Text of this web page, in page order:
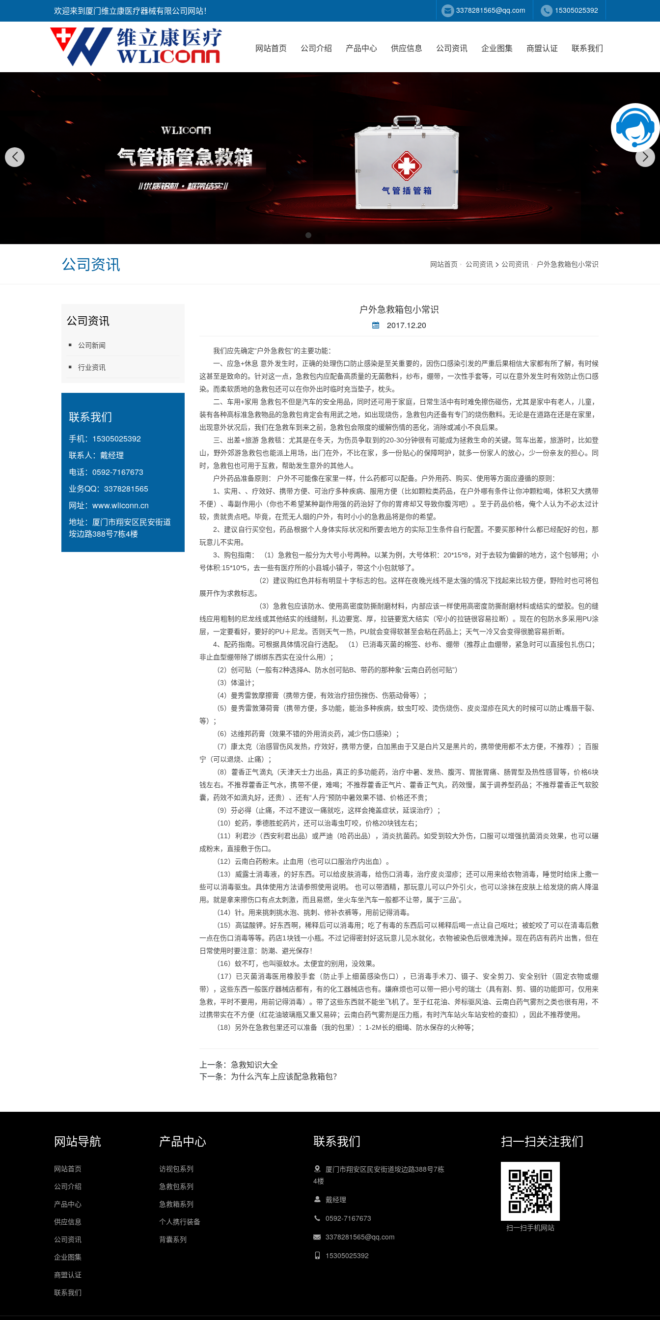
欢迎来到厦门维立康医疗器械有限公司网站！ 3378281565@qq.com 15305025392
网站首页 公司介绍 产品中心 供应信息 公司资讯 企业图集 商盟认证 联系我们
公司资讯 网站首页 公司资讯> 公司资讯 户外急救箱包小常识
公司资讯
公司新闻
行业资讯
联系我们
手机： 15305025392
联系人： 戴经理
电话： 0592-7167673
业务QQ： 3378281565
网址： www.wliconn.cn
地址： 厦门市翔安区民安街道
垵边路388号7栋4楼
户外急救箱包小常识
2017.12.20
我们应先确定“户外急救包”的主要功能：
一、应急+休息 意外发生时，正确的处理伤口防止感染是至关重要的，因伤口感染引发的严重后果相信大家都有所了解，有时候
这甚至是致命的。针对这一点，急救包内应配备高质量的无菌敷料，纱布，绷带，一次性手套等，可以在意外发生时有效防止伤口感
染。而柔软质地的急救包还可以在你外出时临时充当垫子，枕头。
二、车用+家用 急救包不但是汽车的安全用品，同时还可用于家庭，日常生活中有时难免擦伤碰伤，尤其是家中有老人，儿童，
装有各种高标准急救物品的急救包肯定会有用武之地，如出现烧伤，急救包内还备有专门的烧伤敷料。无论是在道路在还是在家里，
出现意外状况后，我们在急救车到来之前，急救包会限度的缓解伤情的恶化，消除或减小不良后果。
三、出差+旅游 急救毯：尤其是在冬天，为伤员争取到的20-30分钟很有可能成为拯救生命的关键。驾车出差，旅游时，比如登
山，野外郊游急救包也能派上用场，出门在外，不比在家，多一份贴心的保障呵护，就多一份家人的放心，少一份亲友的担心。同
时，急救包也可用于互救，帮助发生意外的其他人。
户外药品准备原则： 户外不可能像在家里一样，什么药都可以配备。户外用药、购买、使用等方面应遵循的原则：
1、实用、、疗效好、携带方便、可治疗多种疾病、服用方便（比如颗粒类药品，在户外哪有条件让你冲颗粒喝，体积又大携带
不便）、毒副作用小（你也不希望某种副作用强的药治好了你的胃疼却又导致你腹泻吧）。至于药品价格，俺个人认为不必太过计
较，贵就贵点吧。毕竟，在荒无人烟的户外，有时小小的急救品将是你的希望。
2、建议自行买空包，药品根据个人身体实际状况和所要去地方的实际卫生条件自行配置。不要买那种什么都已经配好的包，那
玩意儿不实用。
3、购包指南： （1）急救包一般分为大号小号两种。以某为例，大号体积：20*15*8，对于去较为偏僻的地方，这个包够用；小
号体积:15*10*5，去一些有医疗所的小县城小镇子，带这个小包就够了。
（2）建议购红色并标有明显十字标志的包。这样在夜晚光线不是太强的情况下找起来比较方便，野险时也可将包
展开作为求救标志。
（3）急救包应该防水、使用高密度防撕耐磨材料，内部应该一样使用高密度防撕耐磨材料或结实的塑胶。包的缝
线应用粗制的尼龙线或其他结实的线缝制，扎边要宽、厚，拉链要宽大结实（窄小的拉链很容易拉断）。现在的包防水多采用PU涂
层，一定要看好，要好的PU＋尼龙。否则天气一热，PU就会变得软甚至会粘在药品上；天气一冷又会变得很脆容易折断。
4、配药指南。可根据具体情况自行选配。 （1）已消毒灭菌的棉签、纱布、绷带（推荐止血绷带，紧急时可以直接包扎伤口；
非止血型绷带除了绑绑东西实在没什么用）；
（2）创可贴（一般有2种选择A、防水创可贴B、带药的那种象“云南白药创可贴”）
（3）体温计；
（4）曼秀雷敦摩擦膏（携带方便，有效治疗扭伤挫伤、伤筋动骨等）；
（5）曼秀雷敦薄荷膏（携带方便，多功能，能治多种疾病，蚊虫叮咬、烫伤烧伤、皮炎湿疹在风大的时候可以防止嘴唇干裂、
等）；
（6）达维邦药膏（效果不错的外用消炎药，减少伤口感染）；
（7）康太克（治感冒伤风发热，疗效好，携带方便，白加黑由于又是白片又是黑片的，携带使用都不太方便，不推荐）；百服
宁（可以退烧、止痛）；
（8）藿香正气滴丸（天津天士力出品，真正的多功能药，治疗中暑、发热、腹泻、胃胀胃痛、肠胃型及热性感冒等，价格6块
钱左右。不推荐藿香正气水，携带不便，难喝；不推荐藿香正气片、藿香正气丸，药效慢，属于调养型药品；不推荐藿香正气软胶
囊，药效不如滴丸好，还贵）、还有“人丹”预防中暑效果不错、价格还不贵；
（9）芬必得（止痛，不过不建议一痛就吃，这样会掩盖症状，延误治疗）；
（10）蛇药，季德胜蛇药片，还可以治毒虫叮咬，价格20块钱左右；
（11）利君沙（西安利君出品）或严迪（哈药出品），消炎抗菌药。如受到较大外伤，口服可以增强抗菌消炎效果，也可以碾
成粉末，直接敷于伤口。
（12）云南白药粉末。止血用（也可以口服治疗内出血）。
（13）威露士消毒液，的好东西。可以给皮肤消毒，给伤口消毒，治疗皮炎湿疹；还可以用来给衣物消毒，睡觉时给床上撒一
些可以消毒驱虫。具体使用方法请参照使用说明。 也可以带酒精，那玩意儿可以户外引火，也可以涂抹在皮肤上给发烧的病人降温
用。就是拿来擦伤口有点太刺激，而且易燃，坐火车坐汽车一般都不让带，属于“三品”。
（14）针。用来挑刺挑水泡、挑刺、修补衣裤等，用前记得消毒。
（15）高锰酸钾。好东西啊，稀释后可以消毒用；吃了有毒的东西后可以稀释后喝一点让自己呕吐；被蛇咬了可以在清毒后敷
一点在伤口消毒等等。药店1块钱一小瓶。不过记得密封好这玩意儿见水就化，衣物被染色后很难洗掉。现在药店有药片出售，但在
日常使用时要注意：防潮、避光保存！
（16）蚊不叮，也叫驱蚊水。太便宜的别用，没效果。
（17）已灭菌消毒医用橡胶手套（防止手上细菌感染伤口），已消毒手术刀、镊子、安全剪刀、安全别针（固定衣物或绷
带），这些东西一般医疗器械店都有，有的化工器械店也有。嫌麻烦也可以带一把小号的瑞士（具有割、剪、镊的功能即可，仅用来
急救，平时不要用，用前记得消毒）。带了这些东西就不能坐飞机了。至于红花油、斧标驱风油、云南白药气雾剂之类也很有用，不
过携带实在不方便（红花油玻璃瓶又重又易碎；云南白药气雾剂是压力瓶，有时汽车站火车站安检的查扣），因此不推荐使用。
（18）另外在急救包里还可以准备（我的包里）：1-2M长的细绳、防水保存的火种等；
上一条： 急救知识大全
下一条： 为什么汽车上应该配急救箱包？
网站导航
网站首页
公司介绍
产品中心
供应信息
公司资讯
企业图集
商盟认证
联系我们
产品中心
访视包系列
急救包系列
急救箱系列
个人携行装备
背囊系列
联系我们
厦门市翔安区民安街道垵边路388号7栋
4楼
戴经理
0592-7167673
3378281565@qq.com
15305025392
扫一扫关注我们
扫一扫手机网站